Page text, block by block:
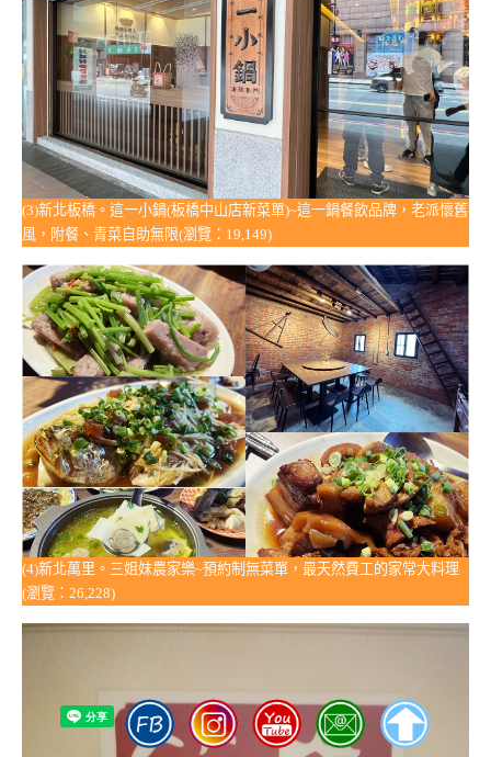
(3)新北板橋。這一小鍋(板橋中山店新菜單)~這一鍋餐飲品牌，老派懷舊
風，附餐、青菜自助無限(瀏覽：19,149)
(4)新北萬里。三姐妹農家樂~預約制無菜單，最天然費工的家常大料理
(瀏覽：26,228)